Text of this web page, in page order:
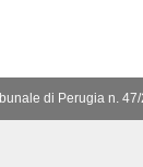
di Perugia n.